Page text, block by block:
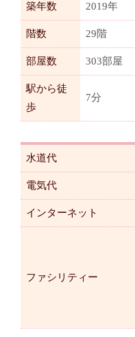
築年数 2019年
階数 29階
部屋数 303部屋
駅から徒
歩
7分
水道代
電気代
インターネット
ファシリティー